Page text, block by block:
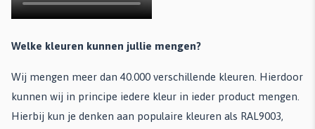
Welke kleuren kunnen jullie mengen?
Wij mengen meer dan 40.000 verschillende kleuren. Hierdoor
kunnen wij in principe iedere kleur in ieder product mengen.
Hierbij kun je denken aan populaire kleuren als RAL9003,